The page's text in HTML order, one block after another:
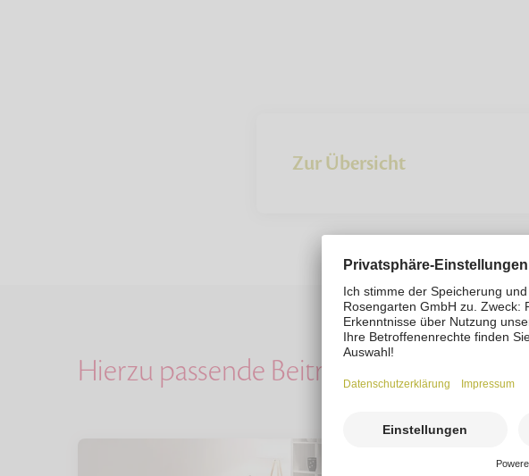
Zur Übersicht
Hierzu passende Beiträge